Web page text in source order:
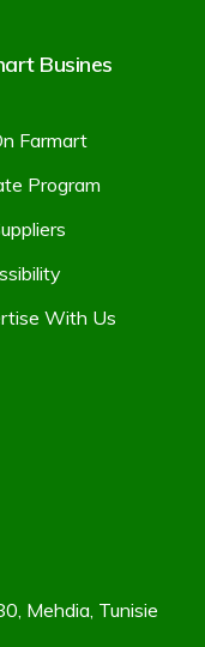
Busines
Farmart
Program
With Us
Mehdia, Tunisie